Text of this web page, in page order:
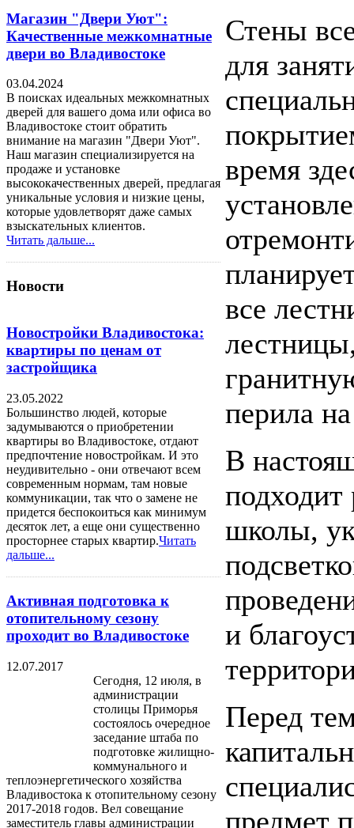
Магазин "Двери Уют":
Качественные межкомнатные
двери во Владивостоке
03.04.2024
В поисках идеальных межкомнатных
дверей для вашего дома или офиса во
Владивостоке стоит обратить
внимание на магазин "Двери Уют".
Наш магазин специализируется на
продаже и установке
высококачественных дверей, предлагая
уникальные условия и низкие цены,
которые удовлетворят даже самых
взыскательных клиентов.
Читать дальше...
Новости
Новостройки Владивостока:
квартиры по ценам от
застройщика
23.05.2022
Большинство людей, которые
задумываются о приобретении
квартиры во Владивостоке, отдают
предпочтение новостройкам. И это
неудивительно - они отвечают всем
современным нормам, там новые
коммуникации, так что о замене не
придется беспокоиться как минимум
десяток лет, а еще они существенно
просторнее старых квартир.Читать
дальше...
Активная подготовка к
отопительному сезону
проходит во Владивостоке
12.07.2017
Сегодня, 12 июля, в
администрации
столицы Приморья
состоялось очередное
заседание штаба по
подготовке жилищно-
коммунального и
теплоэнергетического хозяйства
Владивостока к отопительному сезону
2017-2018 годов. Вел совещание
заместитель главы администрации
Стены
для
время
все
перила
В
подходит
школы,
и
Перед
предмет